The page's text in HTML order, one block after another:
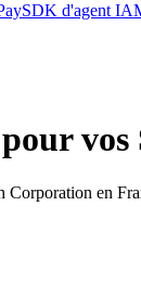
SDK d'agent IA
en